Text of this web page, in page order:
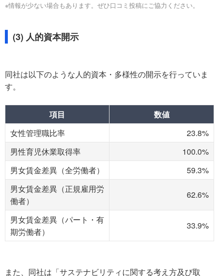
※情報が少ない場合もあります。ぜひ口コミ投稿にご協力ください。
(3) 人的資本開示
同社は以下のような人的資本・多様性の開示を行っていま
す。
項目
数値
女性管理職比率
23.8%
男性育児休業取得率
100.0%
男女賃金差異（全労働者）
59.3%
男女賃金差異（正規雇用労
働者）
62.6%
男女賃金差異（パート・有
期労働者）
33.9%
また、同社は「サステナビリティに関する考え方及び取